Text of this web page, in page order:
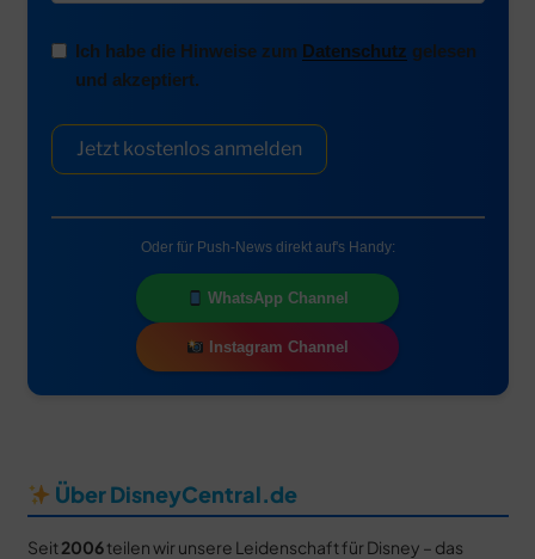
Ich habe die Hinweise zum Datenschutz gelesen
und akzeptiert.
Jetzt kostenlos anmelden
Oder für Push-News direkt auf's Handy:
WhatsApp Channel
Instagram Channel
Über DisneyCentral.de
Seit 2006teilen wir unsere Leidenschaft für Disney – das